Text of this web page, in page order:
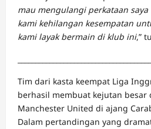
mau mengulangi perkataan
kami kehilangan kesempatan
kami layak bermain di klub ini,”
Tim dari kasta keempat Liga
berhasil membuat kejutan besar
Manchester United di ajang
Dalam pertandingan yang